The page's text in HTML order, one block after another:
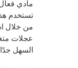
مادي
تستخدم
عجلات
السهل